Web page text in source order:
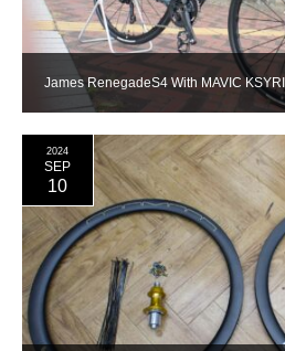
James RenegadeS4 With MAVIC
2024
SEP
10